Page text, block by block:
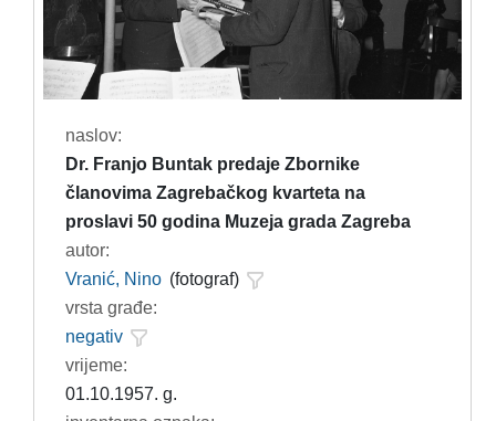
naslov:
Dr. Franjo Buntak predaje Zbornike
članovima Zagrebačkog kvarteta na
proslavi 50 godina Muzeja grada Zagreba
autor:
Vranić, Nino (fotograf)
vrsta građe:
negativ
vrijeme:
01.10.1957. g.